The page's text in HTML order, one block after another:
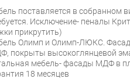
поставляется в собранном
Исключение- пеналы
прикрутить)
Олимп и Олимп-ЛЮКС.
покрыты высокоглянцевой
мебель- фасады МДФ в
18 месяцев